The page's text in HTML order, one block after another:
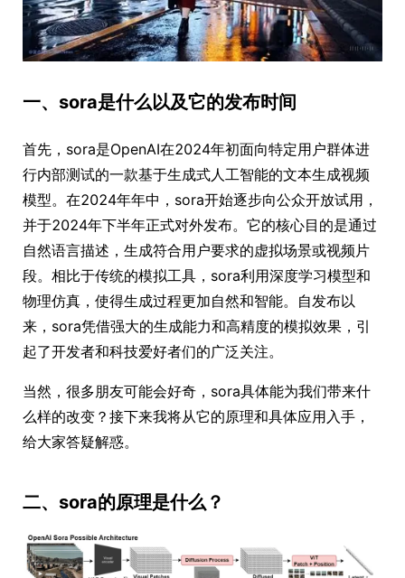
一、sora是什么以及它的发布时间
首先，sora是OpenAI在2024年初面向特定用户群体进
行内部测试的一款基于生成式人工智能的文本生成视频
模型。在2024年年中，sora开始逐步向公众开放试用，
并于2024年下半年正式对外发布。它的核心目的是通过
自然语言描述，生成符合用户要求的虚拟场景或视频片
段。相比于传统的模拟工具，sora利用深度学习模型和
物理仿真，使得生成过程更加自然和智能。自发布以
来，sora凭借强大的生成能力和高精度的模拟效果，引
起了开发者和科技爱好者们的广泛关注。
当然，很多朋友可能会好奇，sora具体能为我们带来什
么样的改变？接下来我将从它的原理和具体应用入手，
给大家答疑解惑。
二、sora的原理是什么？